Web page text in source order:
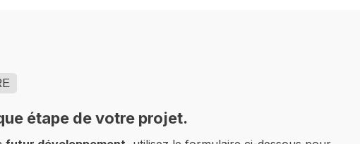
étape de votre projet.